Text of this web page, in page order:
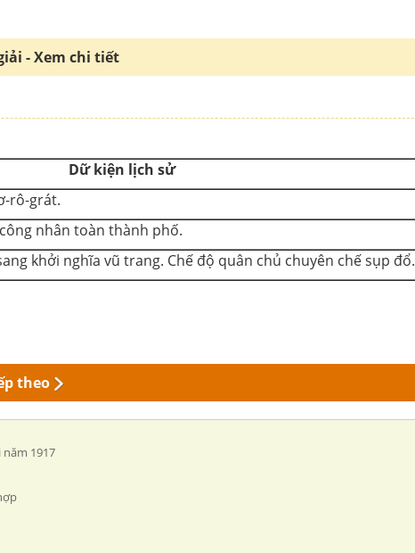
- Xem chi tiết
Dữ kiện lịch sử
rô-grát.
nhân toàn thành phố.
khởi nghĩa vũ trang. Chế độ quân chủ chuyên chế sụp đổ.
theo
năm 1917